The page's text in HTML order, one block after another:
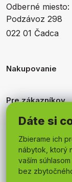
Dáte si
Zbierame ich
nábytok, ktorý
vaším
bez
Odberné miesto:
Podzávoz 298
022 01 Čadca
Nakupovanie
Pre zákazníkov